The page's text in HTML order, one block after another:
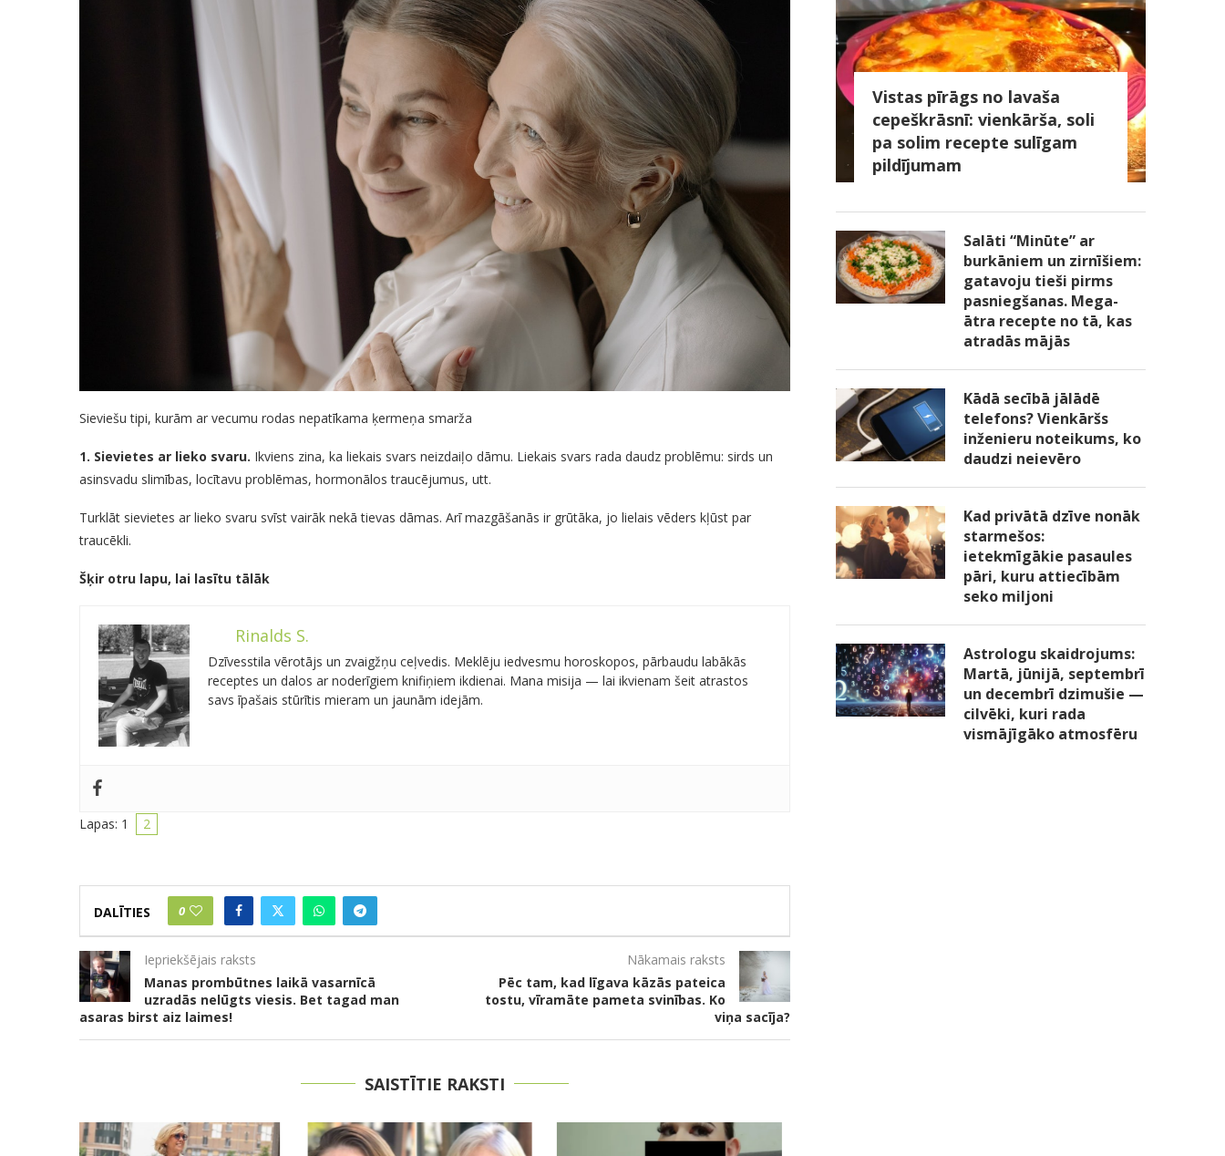
Sieviešu tipi, kurām ar vecumu rodas nepatīkama ķermeņa smarža
1. Sievietes ar lieko svaru. Ikviens zina, ka liekais svars neizdaiļo dāmu. Liekais svars rada daudz problēmu: sirds un
asinsvadu slimības, locītavu problēmas, hormonālos traucējumus, utt.
Turklāt sievietes ar lieko svaru svīst vairāk nekā tievas dāmas. Arī mazgāšanās ir grūtāka, jo lielais vēders kļūst par
traucēkli.
Šķir otru lapu, lai lasītu tālāk
Rinalds S.
Dzīvesstila vērotājs un zvaigžņu ceļvedis. Meklēju iedvesmu horoskopos, pārbaudu labākās
receptes un dalos ar noderīgiem knifiņiem ikdienai. Mana misija — lai ikvienam šeit atrastos
savs īpašais stūrītis mieram un jaunām idejām.
Lapas: 1 2
DALĪTIES 0
Iepriekšējais raksts
Manas prombūtnes laikā vasarnīcā
uzradās nelūgts viesis. Bet tagad man
asaras birst aiz laimes!
Nākamais raksts
Pēc tam, kad līgava kāzās pateica
tostu, vīramāte pameta svinības. Ko
viņa sacīja?
SAISTĪTIE RAKSTI
Vistas pīrāgs no lavaša
cepeškrāsnī: vienkārša, soli
pa solim recepte sulīgam
pildījumam
Salāti “Minūte” ar
burkāniem un zirnīšiem:
gatavoju tieši pirms
pasniegšanas. Mega-
ātra recepte no tā, kas
atradās mājās
Kādā secībā jālādē
telefons? Vienkāršs
inženieru noteikums, ko
daudzi neievēro
Kad privātā dzīve nonāk
starmešos:
ietekmīgākie pasaules
pāri, kuru attiecībām
seko miljoni
Astrologu skaidrojums:
Martā, jūnijā, septembrī
un decembrī dzimušie —
cilvēki, kuri rada
vismājīgāko atmosfēru